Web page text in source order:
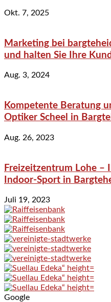
Okt. 7, 2025
Marketing bei
und halten Sie Ihre
Aug. 3, 2024
Kompetente Beratung
Optiker Scheel in
Aug. 26, 2023
Freizeitzentrum Lohe –
Indoor-Sport in
Juli 19, 2023
Google